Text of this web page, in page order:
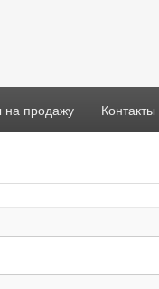
на продажу Контакты